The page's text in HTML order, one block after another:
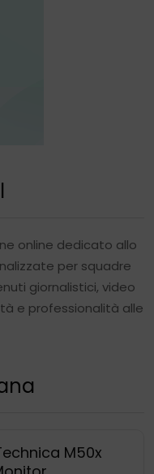
online dedicato allo
per squadre
giornalistici, video
e professionalità alle
M50x